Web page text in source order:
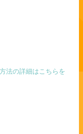
法の詳細はこちらを